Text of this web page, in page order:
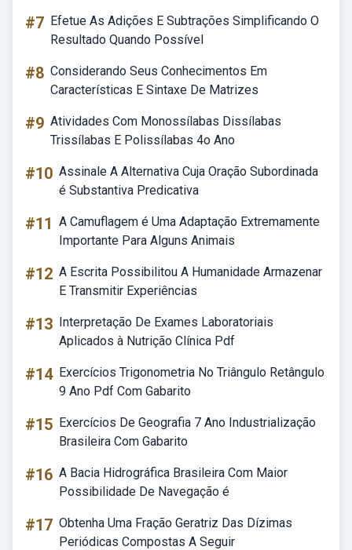
#7 Efetue As Adições E Subtrações Simplificando O
Resultado Quando Possível
#8 Considerando Seus Conhecimentos Em
Características E Sintaxe De Matrizes
#9 Atividades Com Monossílabas Dissílabas
Trissílabas E Polissílabas 4o Ano
#10 Assinale A Alternativa Cuja Oração Subordinada
é Substantiva Predicativa
#11 A Camuflagem é Uma Adaptação Extremamente
Importante Para Alguns Animais
#12 A Escrita Possibilitou A Humanidade Armazenar
E Transmitir Experiências
#13 Interpretação De Exames Laboratoriais
Aplicados à Nutrição Clínica Pdf
#14 Exercícios Trigonometria No Triângulo Retângulo
9 Ano Pdf Com Gabarito
#15 Exercícios De Geografia 7 Ano Industrialização
Brasileira Com Gabarito
#16 A Bacia Hidrográfica Brasileira Com Maior
Possibilidade De Navegação é
#17 Obtenha Uma Fração Geratriz Das Dízimas
Periódicas Compostas A Seguir